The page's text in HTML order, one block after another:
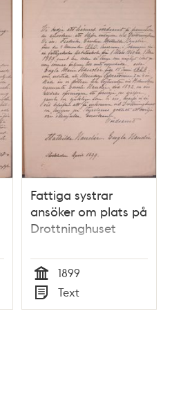
Fattiga systrar
ansöker om plats på
Drottninghuset
Tid
1899
Typ
Text